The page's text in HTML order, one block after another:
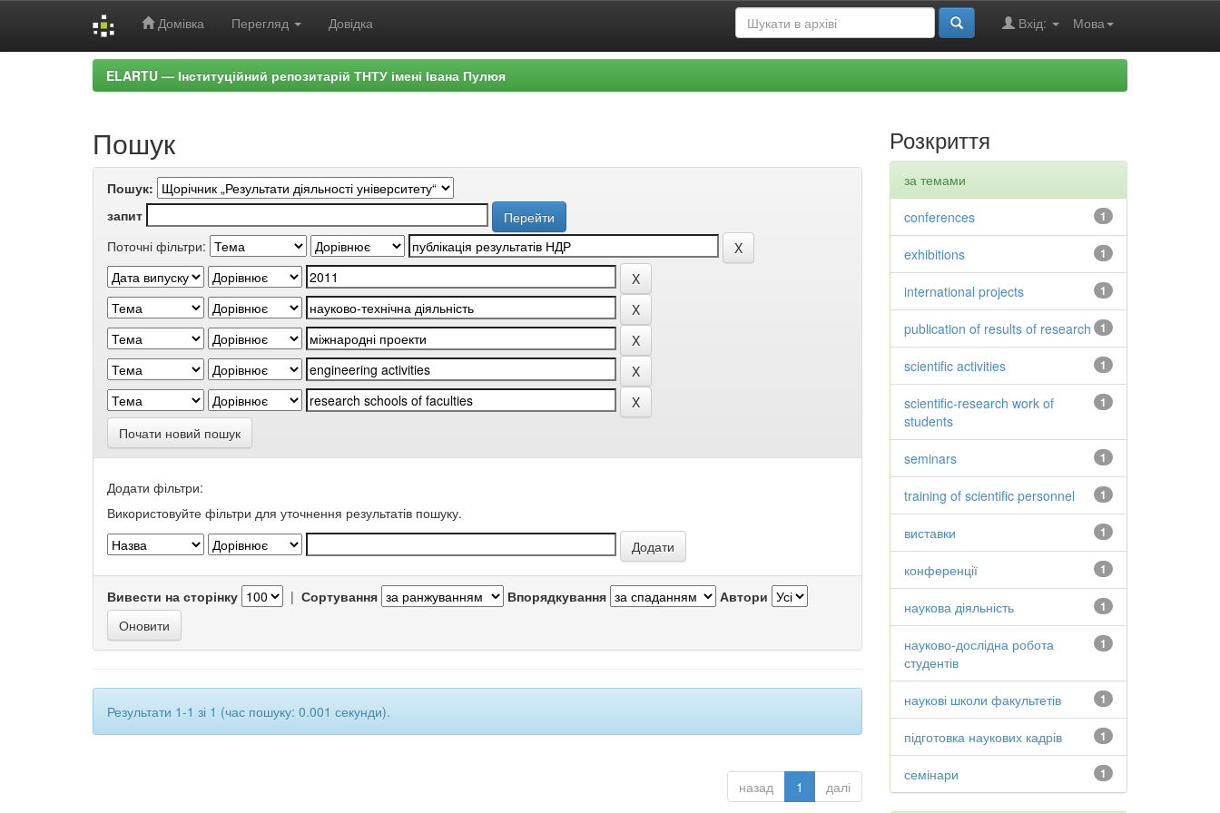
Домівка Перегляд Довідка Мова
Вхід:
ELARTU — Інституційний репозитарій ТНТУ імені Івана Пулюя
Пошук
Пошук:
запит
Поточні фільтри:
Почати новий пошук
Додати фільтри:
Використовуйте фільтри для уточнення результатів пошуку.
Вивести на сторінку | Сортування Впорядкування Автори
Результати 1-1 зі 1 (час пошуку: 0.001 секунди).
назад 1 далі
Розкриття
за темами
1
conferences
1
exhibitions
1
international projects
1
publication of results of research
1
scientific activities
1
scientific-research work of
students
1
seminars
1
training of scientific personnel
1
виставки
1
конференції
1
наукова діяльність
1
науково-дослідна робота
студентів
1
наукові школи факультетів
1
підготовка наукових кадрів
1
семінари